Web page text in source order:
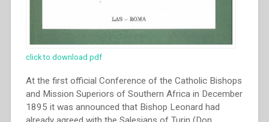
click to download pdf
At the first official Conference of the Catholic Bishops
and Mission Superiors of Southern Africa in December
1895 it was announced that Bishop Leonard had